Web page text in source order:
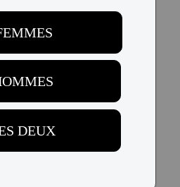
Adensco AD 222